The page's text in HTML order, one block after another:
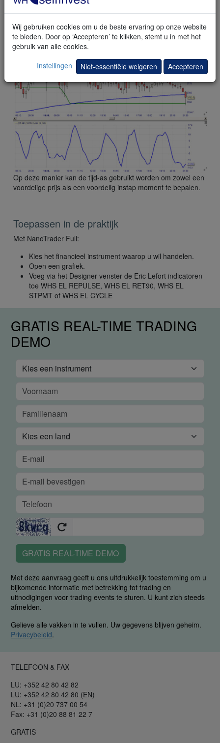
en uitstappen omdat de trader duidelijker de doorsnee lengte
van een oscillatie rond het gemiddelde kan visualiseren.
Op deze manier kan de tijd-as gebruikt worden om zowel een
voordelige prijs als een voordelig instap moment te bepalen.
Toepassen in de praktijk
Met NanoTrader Full:
Kies het financieel instrument waarop u wil handelen.
Open een grafiek.
Voeg via het Designer venster de Eric Lefort indicatoren
toe WHS EL REPULSE, WHS EL RET90, WHS EL
STPMT of WHS EL CYCLE
Wij gebruiken cookies om u de beste ervaring op onze website
te bieden. Door op ‘Accepteren’ te klikken, stemt u in met het
gebruik van alle cookies.
Instellingen
Niet-essentiële weigeren Accepteren
GRATIS REAL-TIME TRADING
DEMO
GRATIS REAL-TIME DEMO
Met deze aanvraag geeft u ons uitdrukkelijk toestemming om u
bijkomende informatie met betrekking tot trading en
uitnodigingen voor trading events te sturen. U kunt zich steeds
afmelden.
Gelieve alle vakken in te vullen. Uw gegevens blijven geheim.
Privacybeleid.
TELEFOON & FAX
LU: +352 42 80 42 82
LU: +352 42 80 42 80 (EN)
NL: +31 (0)20 737 00 54
Fax: +31 (0)20 88 81 22 7
GRATIS